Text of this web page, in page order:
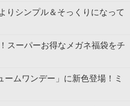
りシンプル＆そっくりになって
スーパーお得なメガネ福袋をチ
ムワンデー」に新色登場！ミ